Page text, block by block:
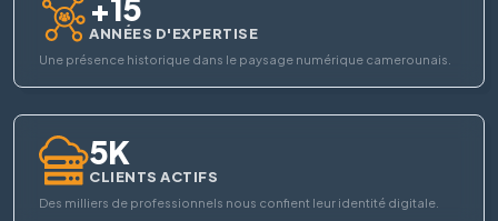
ANNÉES D'EXPERTISE
Une présence historique dans le paysage numérique camerounais.
5K
CLIENTS ACTIFS
Des milliers de professionnels nous confient leur identité digitale.